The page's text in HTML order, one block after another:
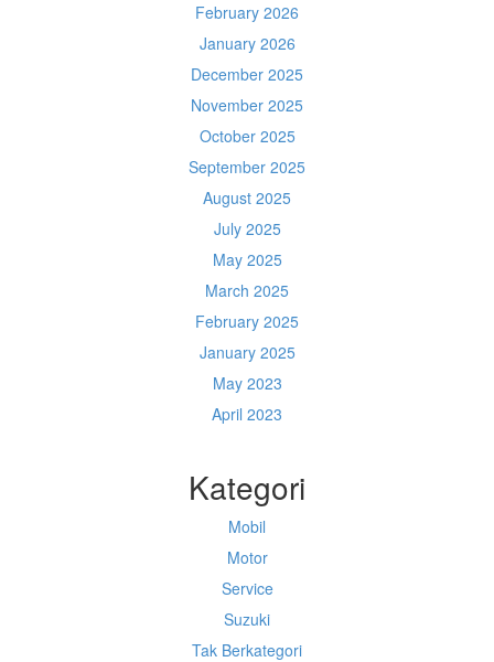
February 2026
January 2026
December 2025
November 2025
October 2025
September 2025
August 2025
July 2025
May 2025
March 2025
February 2025
January 2025
May 2023
April 2023
Kategori
Mobil
Motor
Service
Suzuki
Tak Berkategori